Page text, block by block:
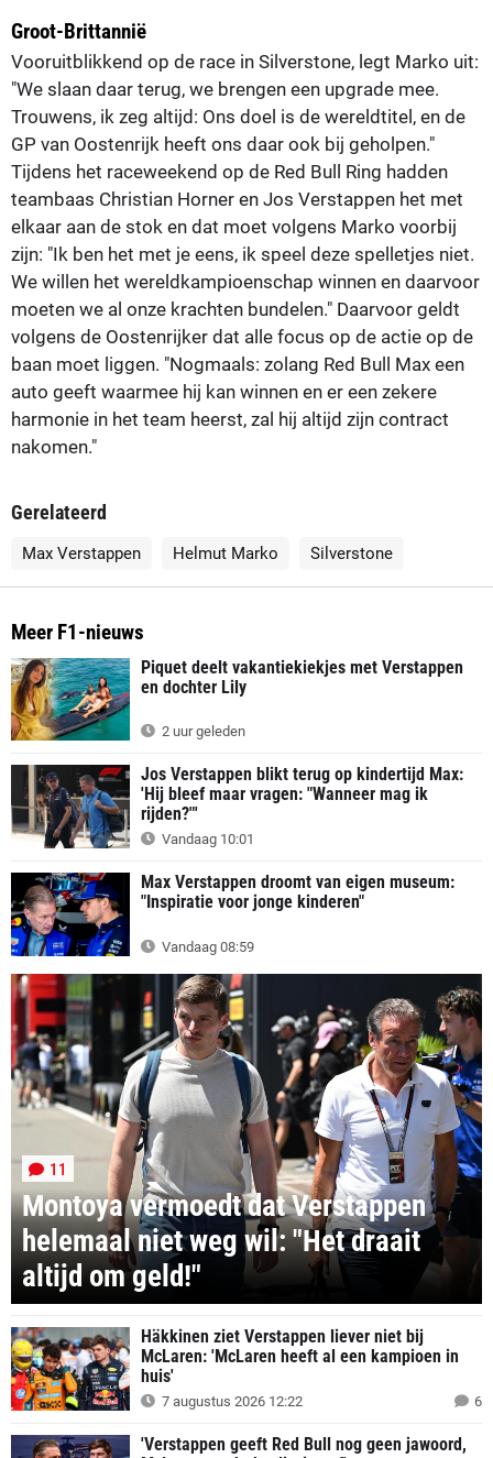
Groot-Brittannië
Vooruitblikkend op de race in Silverstone, legt Marko uit:
"We slaan daar terug, we brengen een upgrade mee.
Trouwens, ik zeg altijd: Ons doel is de wereldtitel, en de
GP van Oostenrijk heeft ons daar ook bij geholpen."
Tijdens het raceweekend op de Red Bull Ring hadden
teambaas Christian Horner en Jos Verstappen het met
elkaar aan de stok en dat moet volgens Marko voorbij
zijn: "Ik ben het met je eens, ik speel deze spelletjes niet.
We willen het wereldkampioenschap winnen en daarvoor
moeten we al onze krachten bundelen." Daarvoor geldt
volgens de Oostenrijker dat alle focus op de actie op de
baan moet liggen. "Nogmaals: zolang Red Bull Max een
auto geeft waarmee hij kan winnen en er een zekere
harmonie in het team heerst, zal hij altijd zijn contract
nakomen."
Gerelateerd
Max Verstappen Helmut Marko Silverstone
Meer F1-nieuws
Piquet deelt vakantiekiekjes met Verstappen
en dochter Lily
2 uur geleden
Jos Verstappen blikt terug op kindertijd Max:
'Hij bleef maar vragen: "Wanneer mag ik
rijden?"'
Vandaag 10:01
Max Verstappen droomt van eigen museum:
"Inspiratie voor jonge kinderen"
Vandaag 08:59
Montoya vermoedt dat Verstappen
helemaal niet weg wil: "Het draait
altijd om geld!"
11
Häkkinen ziet Verstappen liever niet bij
McLaren: 'McLaren heeft al een kampioen in
huis'
7 augustus 2026 12:22 6
'Verstappen geeft Red Bull nog geen jawoord,